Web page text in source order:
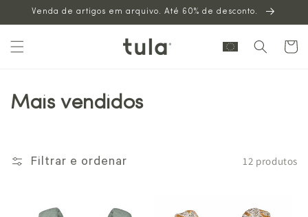
para o
Venda de artigos em arquivo. Até 60% de desconto.
Carrinho
Mais vendidos
Filtrar e ordenar 12 produtos